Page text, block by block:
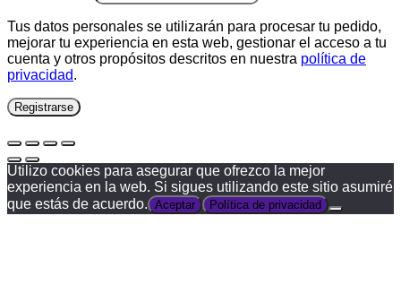
Tus datos personales se utilizarán para procesar tu pedido,
mejorar tu experiencia en esta web, gestionar el acceso a tu
cuenta y otros propósitos descritos en nuestra política de
privacidad.
Registrarse
Utilizo cookies para asegurar que ofrezco la mejor
experiencia en la web. Si sigues utilizando este sitio asumiré
que estás de acuerdo. Aceptar Política de privacidad